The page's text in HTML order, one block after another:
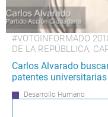
#VOTOINFORMADO
DE LA REPÚBLLICA,
Carlos Alvarado
patentes universitarias
Desarrollo Humano